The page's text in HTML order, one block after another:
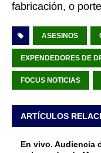
fabricación, o
ASESINOS
EXPENDEDORES DE
FOCUS NOTICIAS
ARTÍCULOS
En vivo. Audiencia